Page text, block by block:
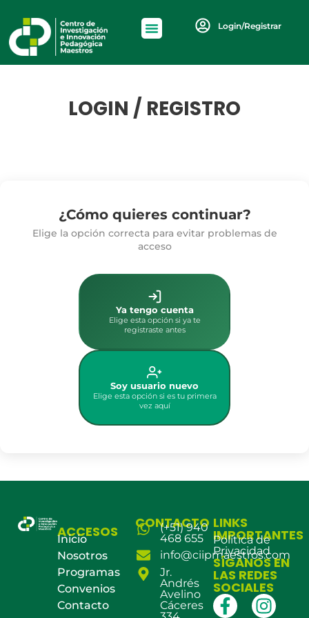
Login/Registrar
LOGIN / REGISTRO
¿Cómo quieres continuar?
Elige la opción correcta para evitar problemas de
acceso
Ya tengo cuenta
Elige esta opción si ya te
registraste antes
Soy usuario nuevo
Elige esta opción si es tu primera
vez aquí
ACCESOS
Inicio
Nosotros
Programas
Convenios
Contacto
CONTACTO
(+51) 940
468 655
info@ciipmaestros.com
Jr.
Andrés
Avelino
Cáceres
LINKS
IMPORTANTES
Política de
Privacidad
SÍGANOS EN
LAS REDES
SOCIALES